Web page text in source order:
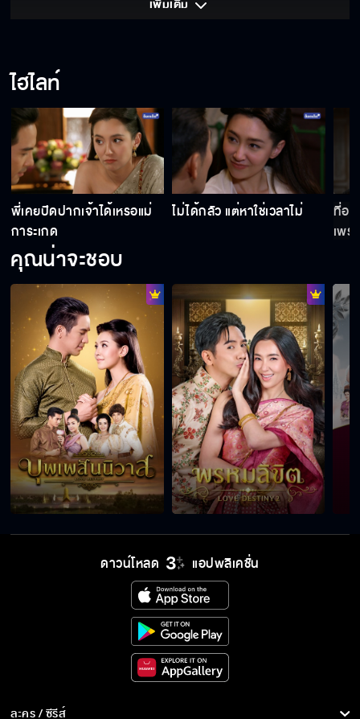
เพิ่มเติม
ไฮไลท์
พี่เคยปิดปากเจ้าได้เหรอแม่
การะเกด
ไม่ได้กลัว แต่หาใช่เวลาไม่
ที่ออ
เพร
คุณน่าจะชอบ
ดาวน์โหลด แอปพลิเคชั่น
ละคร / ซีรีส์